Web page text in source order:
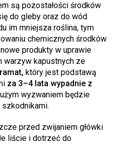
są pozostałości środków
do gleby oraz do wód
im mniejsza roślina, tym
chemicznych środków
produkty w uprawie
warzyw kapustnych ze
który jest podstawą
za 3–4 lata wypadnie z
wyzwaniem będzie
przed zwijaniem główki
liście i dotrzeć do